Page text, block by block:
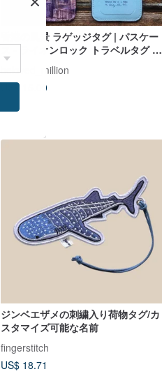
香港の風景 ラゲッジタグ | パスケー
ス - ライオンロック トラベルタグ 荷
物タグ
beloved_million
US$ 15.00
ジンベエザメの刺繍入り荷物タグ/カ
スタマイズ可能な名前
fingerstitch
US$ 18.71